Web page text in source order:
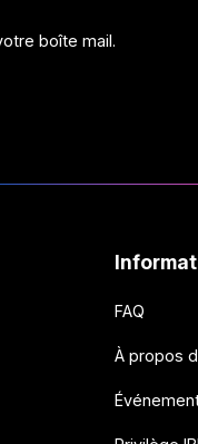
boîte mail.
FAQ
À propos